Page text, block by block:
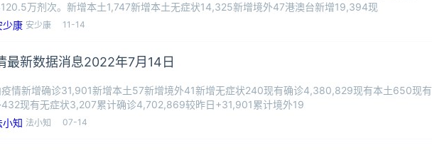
万剂次。新增本土1,747新增本土无症状14,325新增境外47港澳台新增19,394现
安少康 11-14
最新数据消息2022年7月14日
疫情新增确诊31,901新增本土57新增境外41新增无症状240现有确诊4,380,829现有本土650现有
现有无症状3,207累计确诊4,702,869较昨日+31,901累计境外19
法小知 07-14